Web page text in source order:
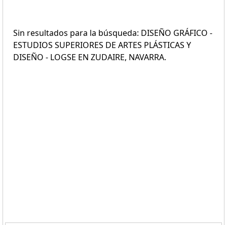
Sin resultados para la búsqueda: DISEÑO GRÁFICO -
ESTUDIOS SUPERIORES DE ARTES PLÁSTICAS Y
DISEÑO - LOGSE EN ZUDAIRE, NAVARRA.